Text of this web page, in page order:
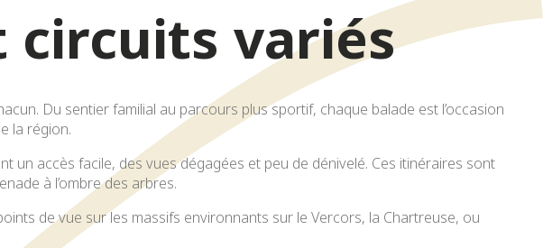
circuits variés
Du sentier familial au parcours plus sportif, chaque balade est l’occasion
la région.
un accès facile, des vues dégagées et peu de dénivelé. Ces itinéraires sont
à l’ombre des arbres.
de vue sur les massifs environnants sur le Vercors, la Chartreuse, ou